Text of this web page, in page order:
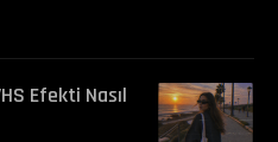
Efekti Nasıl